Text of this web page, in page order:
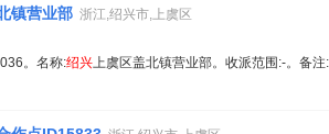
镇营业部 浙江,绍兴市,上虞区
。名称:绍兴上虞区盖北镇营业部。收派范围:-。备